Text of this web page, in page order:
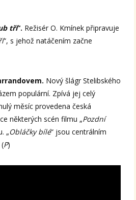
tří“. Režisér O. Kmínek připravuje
“, s jehož natáčením začne
Nový šlágr Stelibského
populární. Zpívá jej celý
měsíc provedena česká
některých scén filmu „Pozdní
„Obláčky bílé“ jsou centrálním
P)